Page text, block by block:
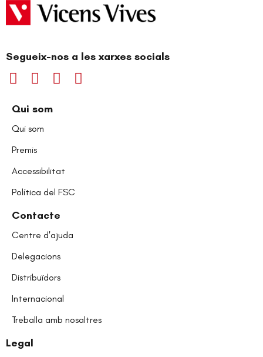
Segueix-nos a les xarxes socials
Qui som
Qui som
Premis
Accessibilitat
Política del FSC
Contacte
Centre d'ajuda
Delegacions
Distribuïdors
Internacional
Treballa amb nosaltres
Legal